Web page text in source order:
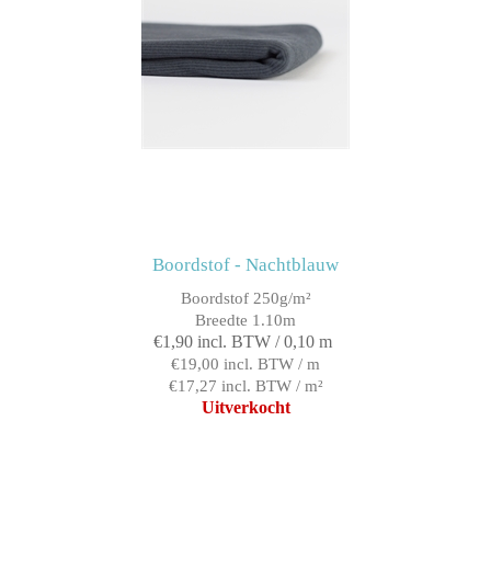
Boordstof - Nachtblauw
Boordstof 250g/m²
Breedte 1.10m
€1,90 incl. BTW / 0,10 m
€19,00 incl. BTW / m
€17,27 incl. BTW / m²
Uitverkocht